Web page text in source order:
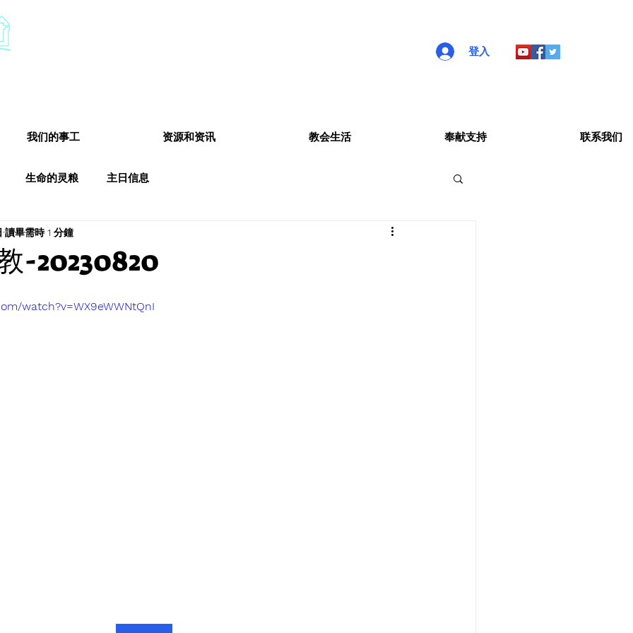
登入
我们的事工 资源和资讯 教会生活 奉献支持 联系我们
生命的灵粮 主日信息
-20230820
讀畢需時 1 分鐘
watch?v=WX9eWWNtQnI